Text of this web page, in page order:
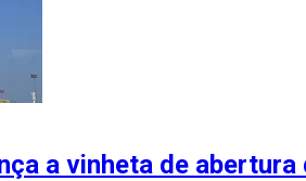
a vinheta de